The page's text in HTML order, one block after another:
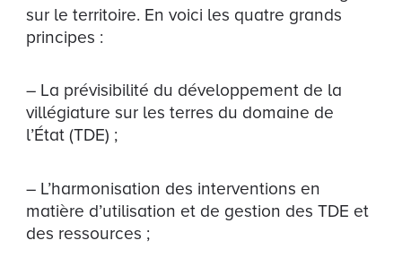
sur le territoire. En voici les quatre grands
principes :
– La prévisibilité du développement de la
villégiature sur les terres du domaine de
l’État (TDE) ;
– L’harmonisation des interventions en
matière d’utilisation et de gestion des TDE et
des ressources ;